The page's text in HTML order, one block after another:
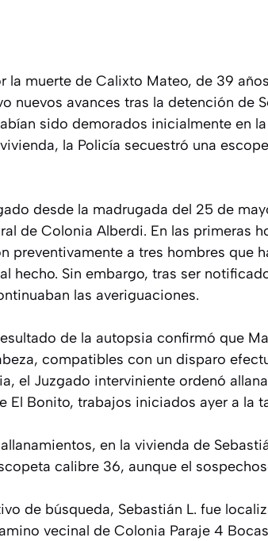
la muerte de Calixto Mateo, de 39
nuevos avances tras la detención de
sido demorados inicialmente en
la Policía secuestró una
desde la madrugada del 25 de
de Colonia Alberdi. En las primeras
preventivamente a tres hombres que
hecho. Sin embargo, tras ser
las averiguaciones.
de la autopsia confirmó que
compatibles con un disparo
el Juzgado interviniente ordenó
El Bonito, trabajos iniciados ayer a la
en la vivienda de
calibre 36, aunque el
de búsqueda, Sebastián L. fue
vecinal de Colonia Paraje 4